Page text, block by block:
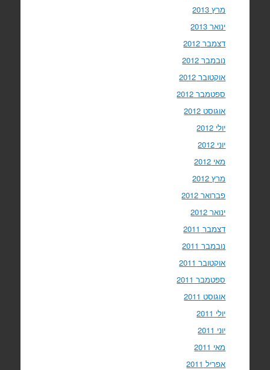
מרץ 2013
ינואר 2013
דצמבר 2012
נובמבר 2012
אוקטובר 2012
ספטמבר 2012
אוגוסט 2012
יולי 2012
יוני 2012
מאי 2012
מרץ 2012
פברואר 2012
ינואר 2012
דצמבר 2011
נובמבר 2011
אוקטובר 2011
ספטמבר 2011
אוגוסט 2011
יולי 2011
יוני 2011
מאי 2011
אפריל 2011